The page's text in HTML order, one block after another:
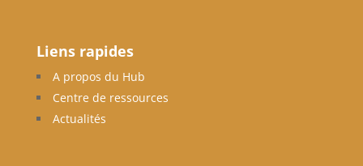
Liens rapides
A propos du Hub
Centre de ressources
Actualités